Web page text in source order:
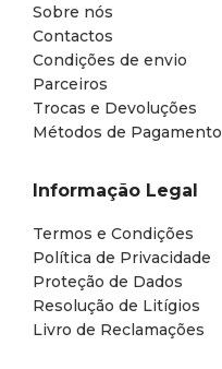
Sobre nós
Contactos
Condições de envio
Parceiros
Trocas e Devoluções
Métodos de Pagamento
Informação Legal
Termos e Condições
Política de Privacidade
Proteção de Dados
Resolução de Litígios
Livro de Reclamações